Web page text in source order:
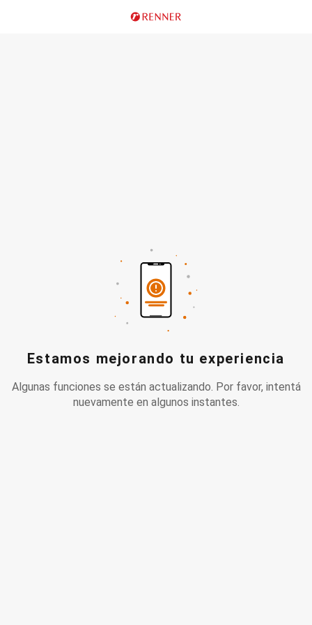
Estamos mejorando tu experiencia
Algunas funciones se están actualizando. Por favor, intentá
nuevamente en algunos instantes.